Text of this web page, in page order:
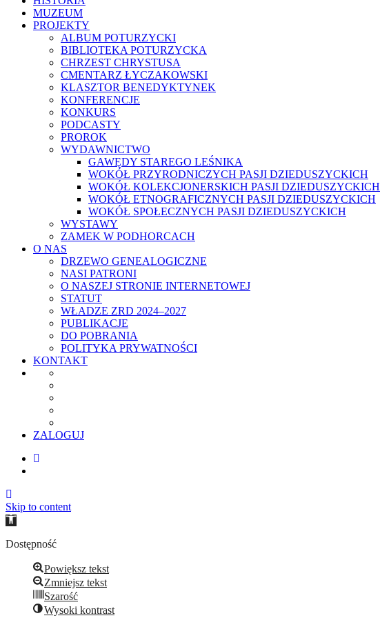
MUZEUM
PROJEKTY
ALBUM POTURZYCKI
BIBLIOTEKA POTURZYCKA
CHRZEST CHRYSTUSA
CMENTARZ ŁYCZAKOWSKI
KLASZTOR BENEDYKTYNEK
KONFERENCJE
KONKURS
PODCASTY
PROROK
WYDAWNICTWO
GAWĘDY STAREGO LEŚNIKA
WOKÓŁ PRZYRODNICZYCH PASJI DZIEDUSZYCKICH
WOKÓŁ KOLEKCJONERSKICH PASJI DZIEDUSZYCKICH
WOKÓŁ ETNOGRAFICZNYCH PASJI DZIEDUSZYCKICH
WOKÓŁ SPOŁECZNYCH PASJI DZIEDUSZYCKICH
WYSTAWY
ZAMEK W PODHORCACH
O NAS
DRZEWO GENEALOGICZNE
NASI PATRONI
O NASZEJ STRONIE INTERNETOWEJ
STATUT
WŁADZE ZRD 2024–2027
PUBLIKACJE
DO POBRANIA
POLITYKA PRYWATNOŚCI
KONTAKT
ZALOGUJ
Skip to content
Open
Dostępność
Powiększ tekst
Zmniejsz tekst
Szarość
Wysoki kontrast